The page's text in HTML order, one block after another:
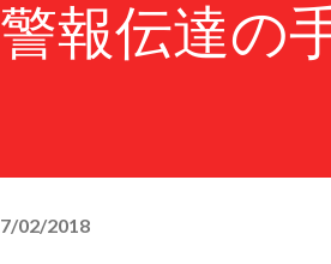
警報伝達の
7/02/2018